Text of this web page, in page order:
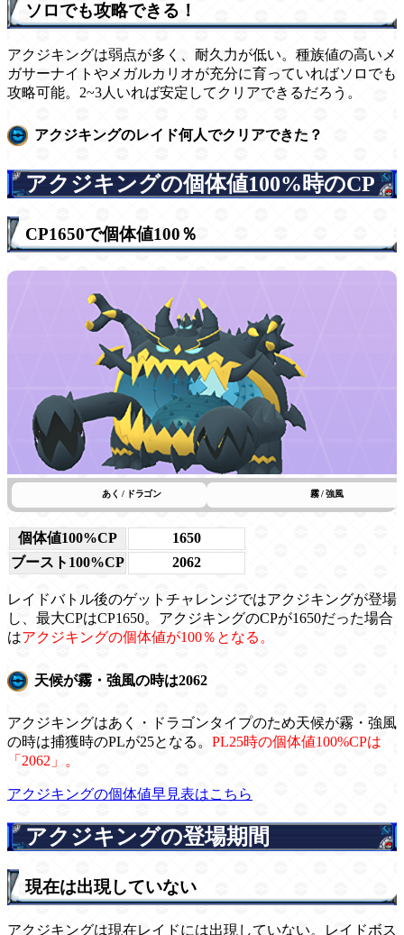
ソロでも攻略できる！
アクジキングは弱点が多く、耐久力が低い。種族値の高いメ
ガサーナイトやメガルカリオが充分に育っていればソロでも
攻略可能。2~3人いれば安定してクリアできるだろう。
アクジキングのレイド何人でクリアできた？
アクジキングの個体値100%時のCP
CP1650で個体値100％
あく / ドラゴン 霧 / 強風
個体値100%CP
1650
ブースト100%CP
2062
レイドバトル後のゲットチャレンジではアクジキングが登場
し、最大CPはCP1650。アクジキングのCPが1650だった場合
はアクジキングの個体値が100％となる。
天候が霧・強風の時は2062
アクジキングはあく・ドラゴンタイプのため天候が霧・強風
の時は捕獲時のPLが25となる。 PL25時の個体値100%CPは
「2062」。
アクジキングの個体値早見表はこちら
アクジキングの登場期間
現在は出現していない
アクジキングは現在レイドには出現していない。レイドボス